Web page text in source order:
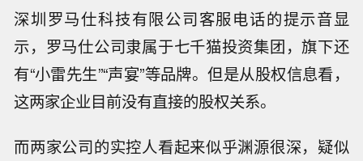
深圳罗马仕科技有限公司客服电话的提示音显
示，罗马仕公司隶属于七千猫投资集团，旗下还
有“小雷先生”“声宴”等品牌。但是从股权信息看，
这两家企业目前没有直接的股权关系。
而两家公司的实控人看起来似乎渊源很深，疑似